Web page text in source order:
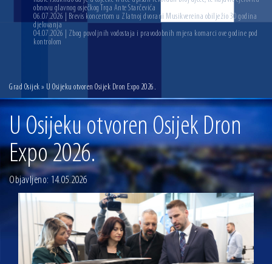
obnovu glavnog osječkog Trga Ante Starčevića
06.07.2026 | Brevis koncertom u Zlatnoj dvorani Musikvereina obilježio 30 godina
djelovanja
04.07.2026 | Zbog povoljnih vodostaja i pravodobnih mjera komarci ove godine pod
kontrolom
Grad Osijek » U Osijeku otvoren Osijek Dron Expo 2026.
U Osijeku otvoren Osijek Dron
Expo 2026.
Objavljeno: 14.05.2026